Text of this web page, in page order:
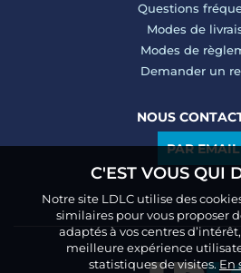
Questions
Modes de
Modes de
Demander un
NOUS
PAR EMAIL
C'EST VOUS QUI
Notre site LDLC utilise des
similaires pour vous proposer
adaptés à vos centres
meilleure expérience
statistiques de visites.En